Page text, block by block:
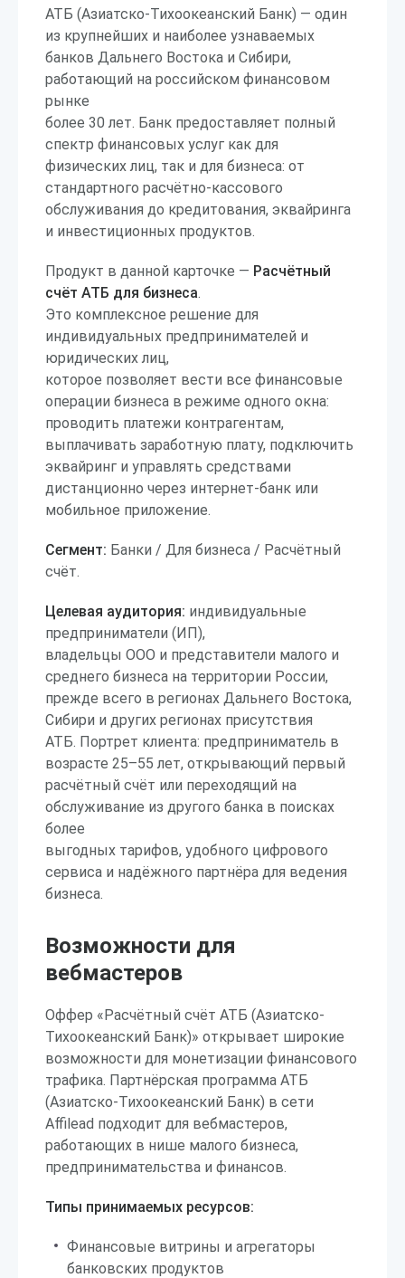
АТБ (Азиатско-Тихоокеанский Банк) — один
из крупнейших и наиболее узнаваемых
банков Дальнего Востока и Сибири,
работающий на российском финансовом
рынке
более 30 лет. Банк предоставляет полный
спектр финансовых услуг как для
физических лиц, так и для бизнеса: от
стандартного расчётно-кассового
обслуживания до кредитования, эквайринга
и инвестиционных продуктов.
Продукт в данной карточке — Расчётный
счёт АТБ для бизнеса.
Это комплексное решение для
индивидуальных предпринимателей и
юридических лиц,
которое позволяет вести все финансовые
операции бизнеса в режиме одного окна:
проводить платежи контрагентам,
выплачивать заработную плату, подключить
эквайринг и управлять средствами
дистанционно через интернет-банк или
мобильное приложение.
Сегмент: Банки / Для бизнеса / Расчётный
счёт.
Целевая аудитория: индивидуальные
предприниматели (ИП),
владельцы ООО и представители малого и
среднего бизнеса на территории России,
прежде всего в регионах Дальнего Востока,
Сибири и других регионах присутствия
АТБ. Портрет клиента: предприниматель в
возрасте 25–55 лет, открывающий первый
расчётный счёт или переходящий на
обслуживание из другого банка в поисках
более
выгодных тарифов, удобного цифрового
сервиса и надёжного партнёра для ведения
бизнеса.
Возможности для
вебмастеров
Оффер «Расчётный счёт АТБ (Азиатско-
Тихоокеанский Банк)» открывает широкие
возможности для монетизации финансового
трафика. Партнёрская программа АТБ
(Азиатско-Тихоокеанский Банк) в сети
Affilead подходит для вебмастеров,
работающих в нише малого бизнеса,
предпринимательства и финансов.
Типы принимаемых ресурсов:
Финансовые витрины и агрегаторы
банковских продуктов